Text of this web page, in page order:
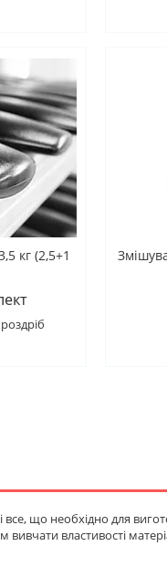
кг (2,5+1
що необхідно для
властивості